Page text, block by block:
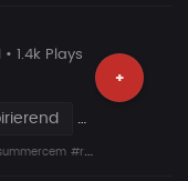
+
• 1.4k Plays
#rafcamora